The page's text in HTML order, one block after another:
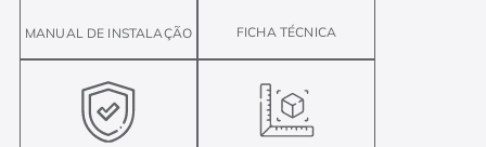
MANUAL DE INSTALAÇÃO FICHA TÉCNICA